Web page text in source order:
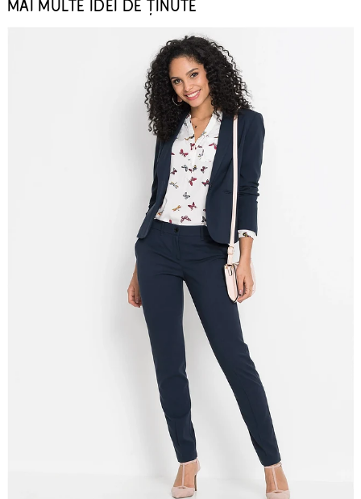
MAI MULTE IDEI DE ȚINUTE